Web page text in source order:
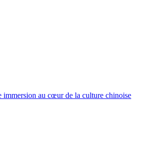
immersion au cœur de la culture chinoise